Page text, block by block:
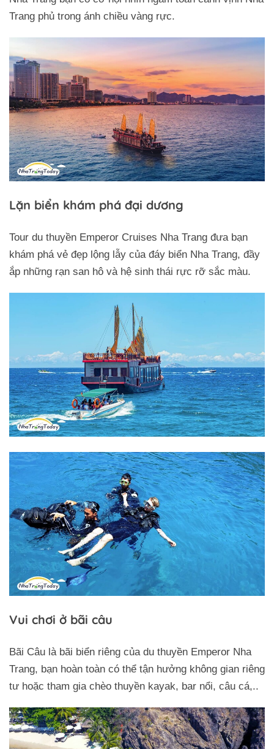
Trang phủ trong ánh chiều vàng rực.
Lặn biển khám phá đại dương
Tour du thuyền Emperor Cruises Nha Trang đưa bạn
khám phá vẻ đẹp lộng lẫy của đáy biển Nha Trang, đầy
ắp những rạn san hô và hệ sinh thái rực rỡ sắc màu.
Vui chơi ở bãi câu
Bãi Câu là bãi biển riêng của du thuyền Emperor Nha
Trang, bạn hoàn toàn có thể tận hưởng không gian riêng
tư hoặc tham gia chèo thuyền kayak, bar nổi, câu cá,..